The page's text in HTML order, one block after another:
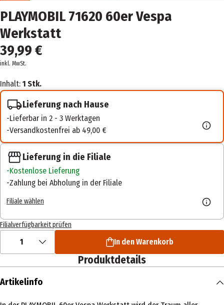
PLAYMOBIL 71620 60er Vespa
Werkstatt
39,99 €
inkl. MwSt.
Inhalt: 1 Stk.
Lieferung nach Hause
Lieferbar in 2 - 3 Werktagen
Versandkostenfrei ab 49,00 €
Lieferung in die Filiale
Kostenlose Lieferung
Zahlung bei Abholung in der Filiale
Filiale wählen
Filialverfügbarkeit prüfen
1 In den Warenkorb
Produktdetails
Artikelinfo